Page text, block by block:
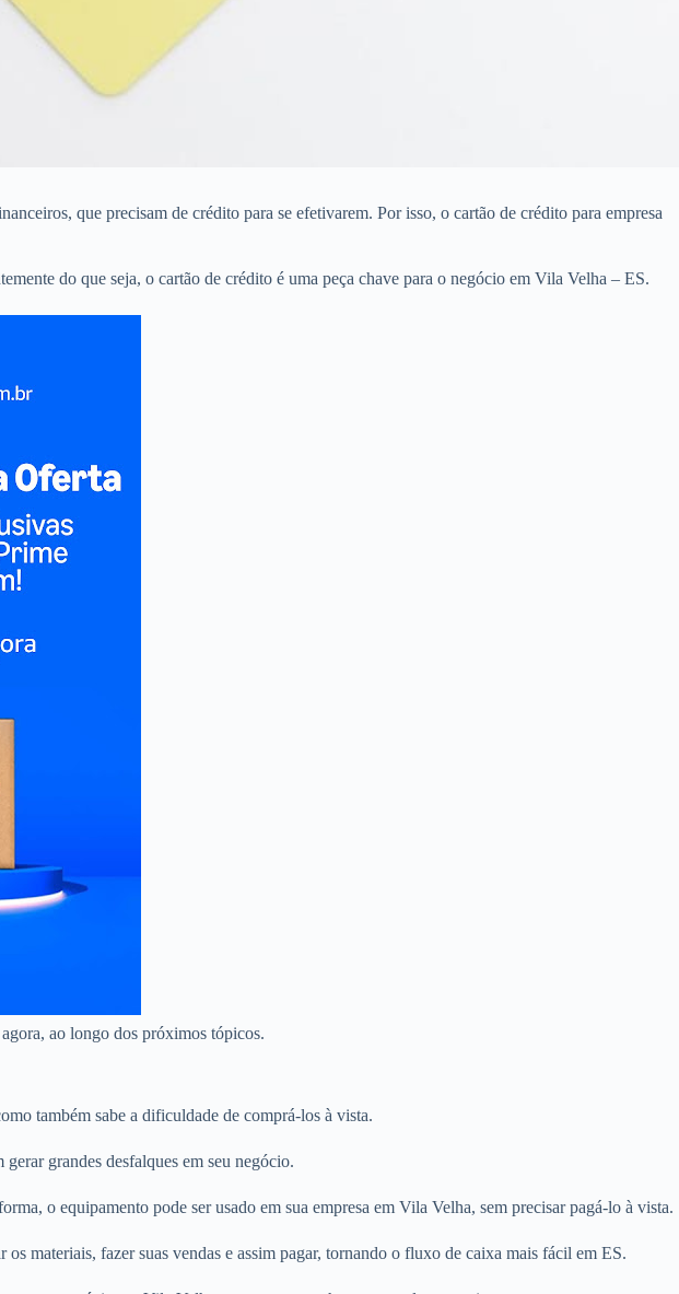
que precisam de crédito para se efetivarem. Por isso, o cartão de crédito para empresa
do que seja, o cartão de crédito é uma peça chave para o negócio em Vila Velha – ES.
ao longo dos próximos tópicos.
também sabe a dificuldade de comprá-los à vista.
grandes desfalques em seu negócio.
o equipamento pode ser usado em sua empresa em Vila Velha, sem precisar pagá-lo à vista.
materiais, fazer suas vendas e assim pagar, tornando o fluxo de caixa mais fácil em ES.